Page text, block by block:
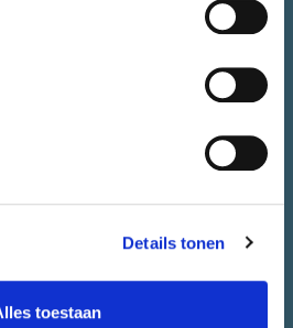
Details tonen
toestaan
of wil je jouw initiatief bespreken.